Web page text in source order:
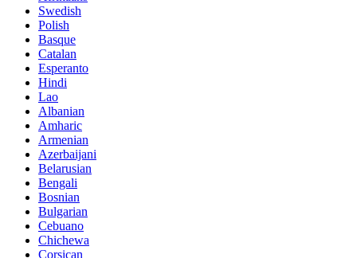
Swedish
Polish
Basque
Catalan
Esperanto
Hindi
Lao
Albanian
Amharic
Armenian
Azerbaijani
Belarusian
Bengali
Bosnian
Bulgarian
Cebuano
Chichewa
Corsican